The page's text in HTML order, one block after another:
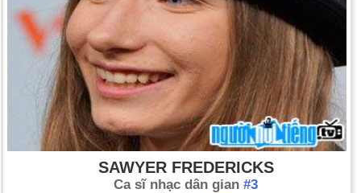
SAWYER FREDERICKS
Ca sĩ nhạc dân gian #3